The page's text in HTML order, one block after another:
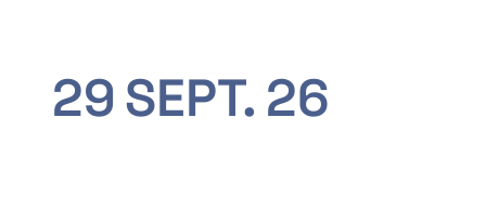
29SEPT. 26